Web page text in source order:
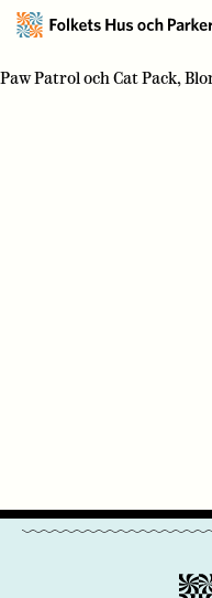
Paw Patrol och Cat Pack,